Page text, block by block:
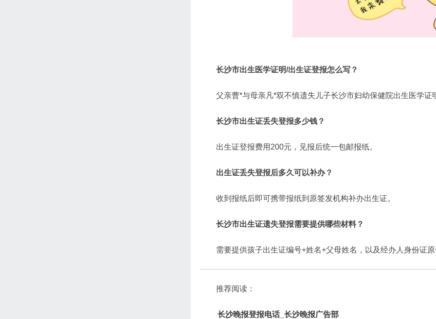
长沙市出生医学证明/出生证登报怎么写？
父亲曹*与母亲凡*双不慎遗失儿子长沙市妇幼保健院出生医学
长沙市出生证丢失登报多少钱？
出生证登报费用200元，见报后统一包邮报纸。
出生证丢失登报后多久可以补办？
收到报纸后即可携带报纸到原签发机构补办出生证。
长沙市出生证遗失登报需要提供哪些材料？
需要提供孩子出生证编号+姓名+父母姓名，以及经办人身份证
推荐阅读：
长沙晚报登报电话_长沙晚报广告部